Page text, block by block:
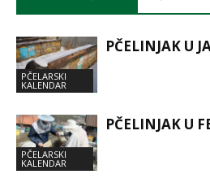
PČELARSKI
KALENDAR
PČELINJAK U
PČELARSKI
KALENDAR
PČELINJAK U